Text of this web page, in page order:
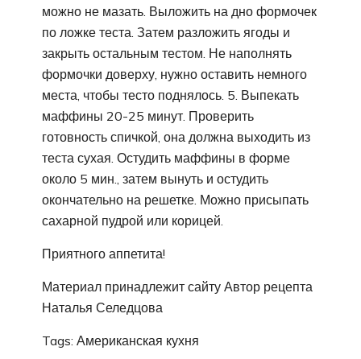
можно не мазать. Выложить на дно формочек
по ложке теста. Затем разложить ягоды и
закрыть остальным тестом. Не наполнять
формочки доверху, нужно оставить немного
места, чтобы тесто поднялось. 5. Выпекать
маффины 20-25 минут. Проверить
готовность спичкой, она должна выходить из
теста сухая. Остудить маффины в форме
около 5 мин., затем вынуть и остудить
окончательно на решетке. Можно присыпать
сахарной пудрой или корицей.
Приятного аппетита!
Материал принадлежит сайту Автор рецепта
Наталья Селедцова
Tags: Американская кухня